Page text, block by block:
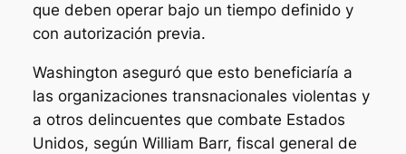
que deben operar bajo un tiempo definido y
con autorización previa.
Washington aseguró que esto beneficiaría a
las organizaciones transnacionales violentas y
a otros delincuentes que combate Estados
Unidos, según William Barr, fiscal general de